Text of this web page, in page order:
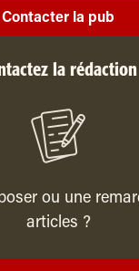
Contacter la pub
la rédaction
ou une
articles ?